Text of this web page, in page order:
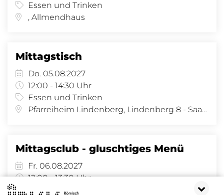
Essen und Trinken
, Allmendhaus
Mittagstisch
Do. 05.08.2027
12:00 - 14:30 Uhr
Essen und Trinken
Pfarreiheim Lindenberg, Lindenberg 8 - Saal, Lindenberg 8, 4058 Basel
Mittagsclub - gluschtiges Menü
Fr. 06.08.2027
12:00 - 13:30 Uhr
Essen und Trinken